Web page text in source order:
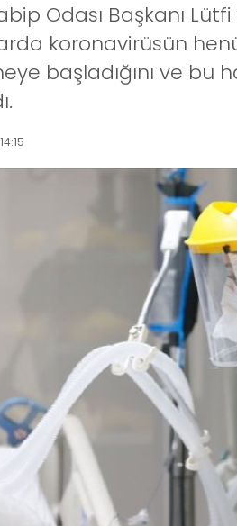
Odası Başkanı
koronavirüsün
başladığını ve bu